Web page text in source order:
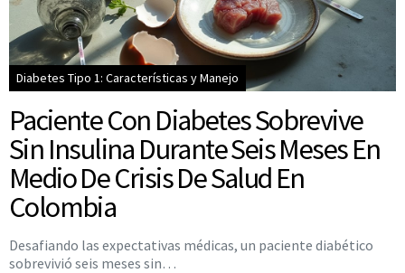
Diabetes Tipo 1: Características y Manejo
Paciente Con Diabetes Sobrevive
Sin Insulina Durante Seis Meses En
Medio De Crisis De Salud En
Colombia
Desafiando las expectativas médicas, un paciente diabético
sobrevivió seis meses sin…